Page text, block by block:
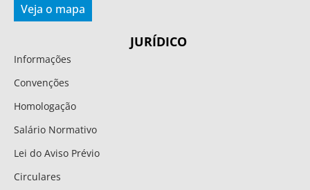
Veja o mapa
JURÍDICO
Informações
Convenções
Homologação
Salário Normativo
Lei do Aviso Prévio
Circulares